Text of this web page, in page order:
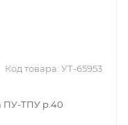
Код товара: УТ-65953
ПУ-ТПУ р.40